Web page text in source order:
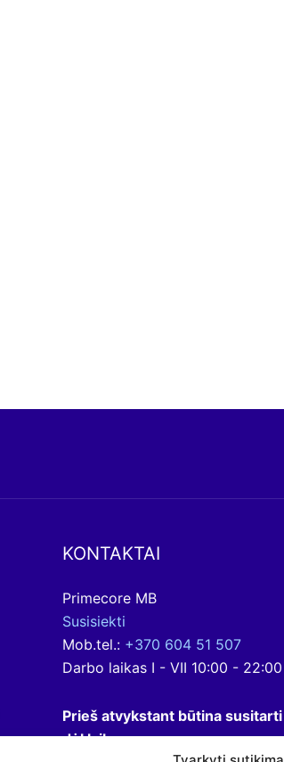
KONTAKTAI
Primecore MB
Susisiekti
Mob.tel.: +370 604 51 507
Darbo laikas I - VII 10:00 - 22:00
Prieš atvykstant būtina susitarti
dėl laiko.